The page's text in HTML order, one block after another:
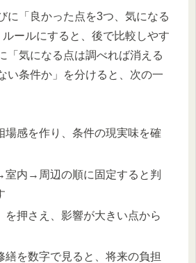
に「良かった点を3つ、気になる
ールにすると、後で比較しやす
「気になる点は調べれば消える
い条件か」を分けると、次の一
場感を作り、条件の現実味を確
内→周辺の順に固定すると判
を押さえ、影響が大きい点から
繕を数字で見ると、将来の負担